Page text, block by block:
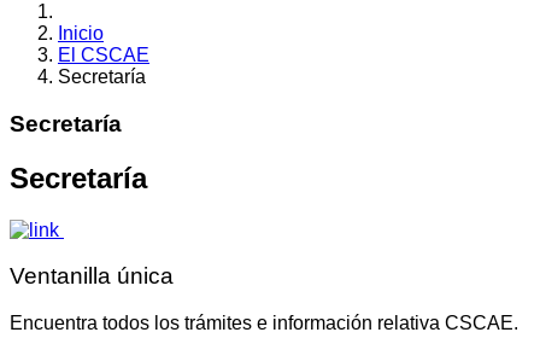
Inicio
El CSCAE
Secretaría
Secretaría
Secretaría
Ventanilla única
Encuentra todos los trámites e información relativa CSCAE.